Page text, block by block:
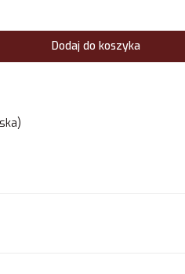
Dodaj do koszyka